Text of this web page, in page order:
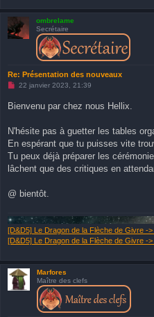
ombrelame
Secrétaire
Re: Présentation des nouveaux
M
s
g
e
n
n
l
22 janvier 2023, 21:39
Bienvenu par chez nous Hellix.
N'hésite pas à guetter les tables
En espérant que tu puisses vite
Tu peux déjà préparer les
lâchent que des critiques en
@ bientôt.
[D&D5] Le Dragon de la Flèche de Givre -
[D&D5] Le Dragon de la Flèche de Givre -
Marfores
Maître des clefs